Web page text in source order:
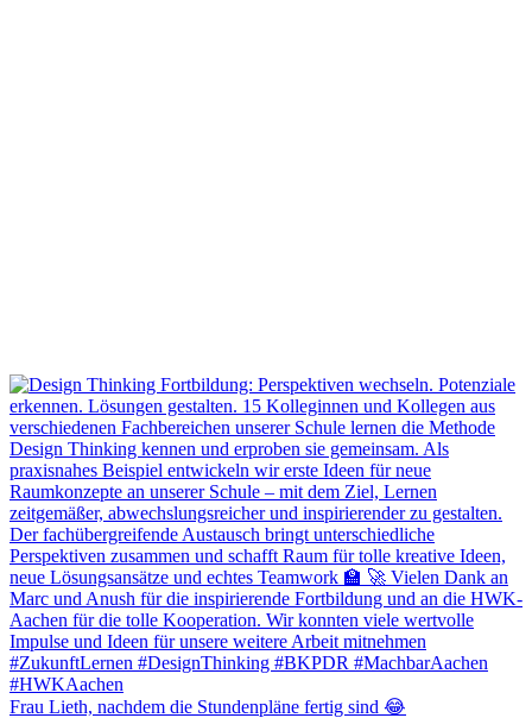
Frau Lieth, nachdem die Stundenpläne fertig sind 😂